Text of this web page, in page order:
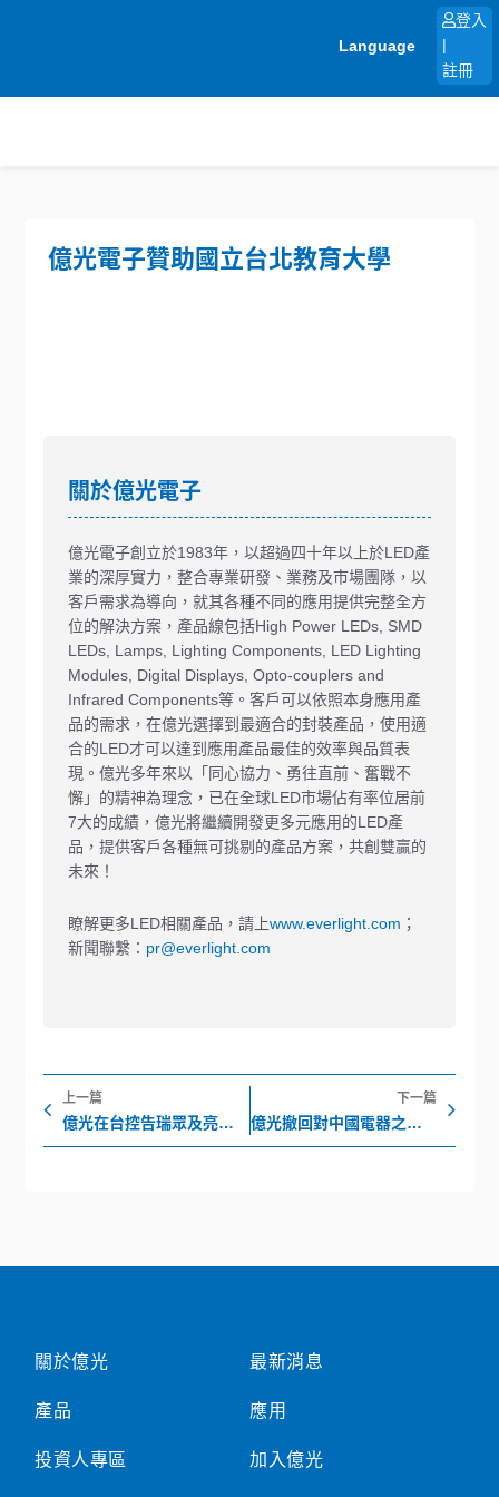
Language
登入
註冊
億光電子贊助國立台北教育大學
關於億光電子
億光電子創立於1983年，以超過四十年以上於LED產
業的深厚實力，整合專業研發、業務及市場團隊，以
客戶需求為導向，就其各種不同的應用提供完整全方
位的解決方案，產品線包括High Power LEDs, SMD
LEDs, Lamps, Lighting Components, LED Lighting
Modules, Digital Displays, Opto-couplers and
Infrared Components等。客戶可以依照本身應用產
品的需求，在億光選擇到最適合的封裝產品，使用適
合的LED才可以達到應用產品最佳的效率與品質表
現。億光多年來以「同心協力、勇往直前、奮戰不
懈」的精神為理念，已在全球LED市場佔有率位居前
7大的成績，億光將繼續開發更多元應用的LED產
品，提供客戶各種無可挑剔的產品方案，共創雙贏的
未來！
瞭解更多LED相關產品，請上www.everlight.com ；
新聞聯繫： pr@everlight.com
上一頁
上一篇
億光在台控告瑞眾及亮麗星專利侵權
下一篇
億光撤回對中國電器之專利訴訟
關於億光
產品
投資人專區
最新消息
應用
加入億光